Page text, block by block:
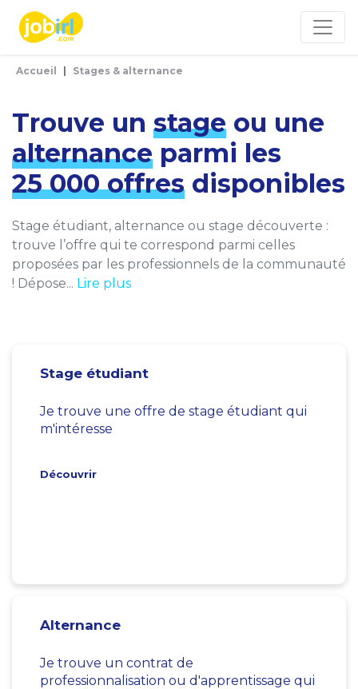
Accueil Stages & alternance
Trouve un stage ou une
alternance parmi les
25 000 offres disponibles
Stage étudiant, alternance ou stage découverte :
trouve l’offre qui te correspond parmi celles
proposées par les professionnels de la communauté
! Dépose... Lire plus
Stage étudiant
Je trouve une offre de stage étudiant qui
m'intéresse
Découvrir
Alternance
Je trouve un contrat de
professionnalisation ou d'apprentissage qui
Panneau de gestion des cookies